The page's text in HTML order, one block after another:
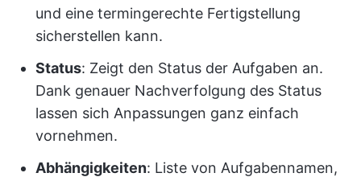
und eine termingerechte Fertigstellung
sicherstellen kann.
Status: Zeigt den Status der Aufgaben an.
Dank genauer Nachverfolgung des Status
lassen sich Anpassungen ganz einfach
vornehmen.
Abhängigkeiten: Liste von Aufgabennamen,